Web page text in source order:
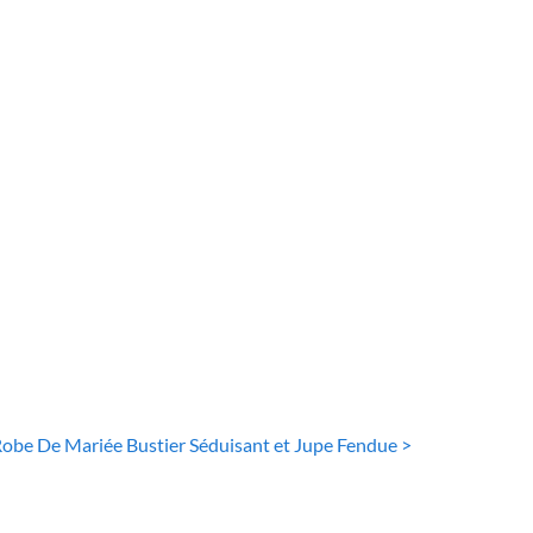
De Mariée Bustier Séduisant et Jupe Fendue >